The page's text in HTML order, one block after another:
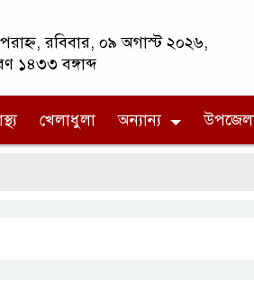
রবিবার, ০৯ অগাস্ট ২০২৬,
১৪৩৩ বঙ্গাব্দ
খেলাধুলা অন্যান্য